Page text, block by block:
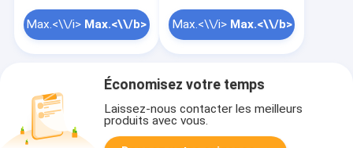
Max.<\\/i> Max.<\\/b>
print area dimension
(W x H)<\\/i>
dimension de la zone
Max.<\\/i> Max.<\\/b>
print area dimension
(W x H)<\\/i>
dimension de la zone
Économisez votre temps
Laissez-nous contacter les meilleurs
produits avec vous.